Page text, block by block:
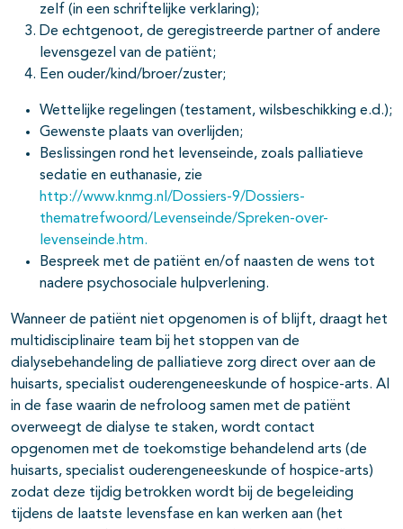
zelf (in een schriftelijke verklaring);
De echtgenoot, de geregistreerde partner of andere
levensgezel van de patiënt;
Een ouder/kind/broer/zuster;
Wettelijke regelingen (testament, wilsbeschikking e.d.);
Gewenste plaats van overlijden;
Beslissingen rond het levenseinde, zoals palliatieve
sedatie en euthanasie, zie
http://www.knmg.nl/Dossiers-9/Dossiers-
thematrefwoord/Levenseinde/Spreken-over-
levenseinde.htm.
Bespreek met de patiënt en/of naasten de wens tot
nadere psychosociale hulpverlening.
Wanneer de patiënt niet opgenomen is of blijft, draagt het
multidisciplinaire team bij het stoppen van de
dialysebehandeling de palliatieve zorg direct over aan de
huisarts, specialist ouderengeneeskunde of hospice-arts. Al
in de fase waarin de nefroloog samen met de patiënt
overweegt de dialyse te staken, wordt contact
opgenomen met de toekomstige behandelend arts (de
huisarts, specialist ouderengeneeskunde of hospice-arts)
zodat deze tijdig betrokken wordt bij de begeleiding
tijdens de laatste levensfase en kan werken aan (het